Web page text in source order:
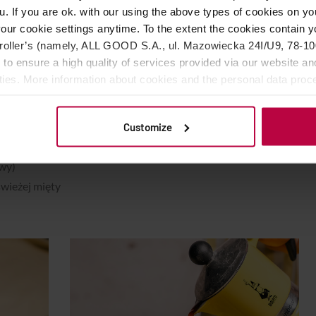
If you are ok. with our using the above types of cookies on
cookie settings anytime. To the extent the cookies contain
(namely, ALL GOOD S.A., ul. Mazowiecka 24I/U9, 78-
ensure a high quality of services provided via our website
More information about cookies and the personal data
Customize
50 ml) zaparzony w kawiarce z mieszanki Bialetti Delizia al
sparzonej cytryny
smaków (świetnie sprawdzi się syrop z agawy, płynny
mięty